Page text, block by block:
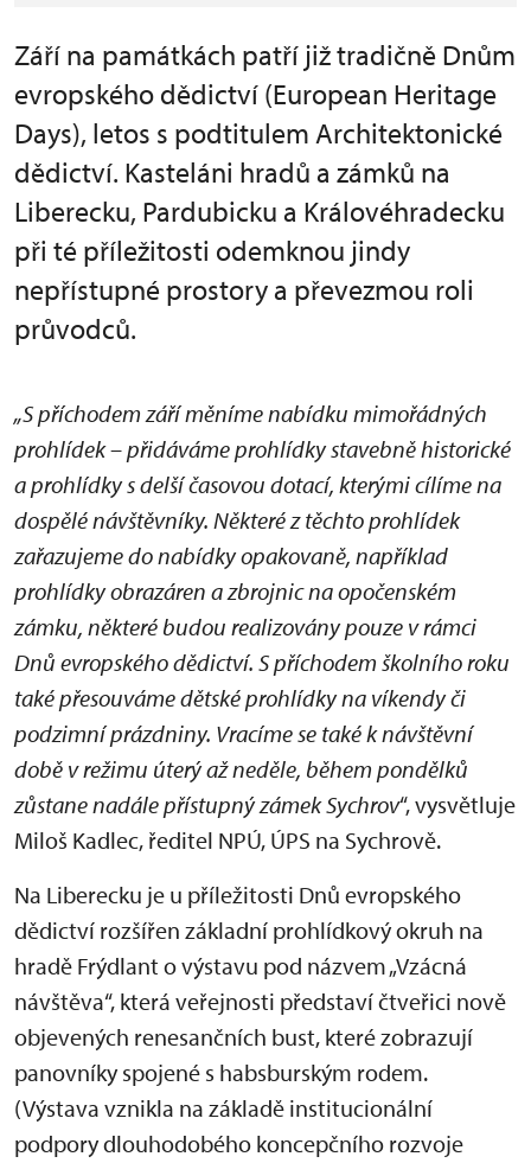
Září na památkách patří již tradičně Dnům
evropského dědictví (European Heritage
Days), letos s podtitulem Architektonické
dědictví. Kasteláni hradů a zámků na
Liberecku, Pardubicku a Královéhradecku
při té příležitosti odemknou jindy
nepřístupné prostory a převezmou roli
průvodců.
„S příchodem září měníme nabídku mimořádných
prohlídek – přidáváme prohlídky stavebně historické
a prohlídky s delší časovou dotací, kterými cílíme na
dospělé návštěvníky. Některé z těchto prohlídek
zařazujeme do nabídky opakovaně, například
prohlídky obrazáren a zbrojnic na opočenském
zámku, některé budou realizovány pouze v rámci
Dnů evropského dědictví. S příchodem školního roku
také přesouváme dětské prohlídky na víkendy či
podzimní prázdniny. Vracíme se také k návštěvní
době v režimu úterý až neděle, během pondělků
zůstane nadále přístupný zámek Sychrov“, vysvětluje
Miloš Kadlec, ředitel NPÚ, ÚPS na Sychrově.
Na Liberecku je u příležitosti Dnů evropského
dědictví rozšířen základní prohlídkový okruh na
hradě Frýdlant o výstavu pod názvem „Vzácná
návštěva“, která veřejnosti představí čtveřici nově
objevených renesančních bust, které zobrazují
panovníky spojené s habsburským rodem.
(Výstava vznikla na základě institucionální
podpory dlouhodobého koncepčního rozvoje